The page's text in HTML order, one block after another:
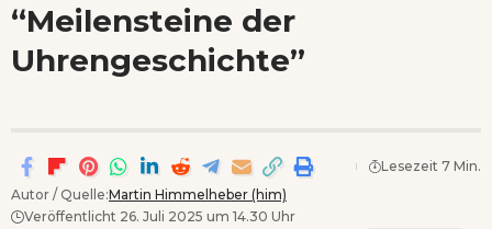
“Meilensteine der
Uhrengeschichte”
Autor / Quelle:Martin Himmelheber (him)
Veröffentlicht 26. Juli 2025 um 14.30 Uhr
Lesezeit 7 Min.